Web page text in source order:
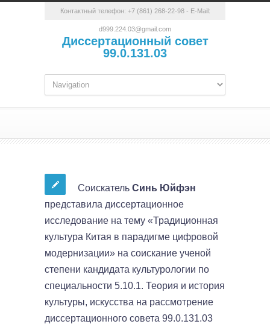
Контактный телефон: +7 (861) 268-22-98- E-Mail:
d999.224.03@gmail.com
Диссертационный совет
99.0.131.03
Соискатель Синь Юйфэн
представила диссертационное
исследование на тему «Традиционная
культура Китая в парадигме цифровой
модернизации» на соискание ученой
степени кандидата культурологии по
специальности 5.10.1. Теория и история
культуры, искусства на рассмотрение
диссертационного совета 99.0.131.03